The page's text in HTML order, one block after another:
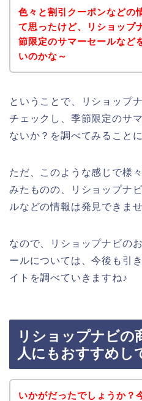
色々と割引クーポンなどの
て思ったけど、リショップ
節限定のサマーセールなど
いのかな～
ということで、リショップ
チェックし、季節限定のサ
ないか？を調べてみること
ただ、このような感じで様
みたものの、リショップナ
ルなどの情報は発見できま
なので、リショップナビの
ールについては、今後も引
イトを調べていきますね♪
リショップナビの
人にもおすすめし
いかがだったでしょうか？